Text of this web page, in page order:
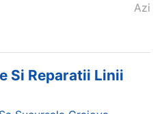
Azi
Si Reparatii Linii